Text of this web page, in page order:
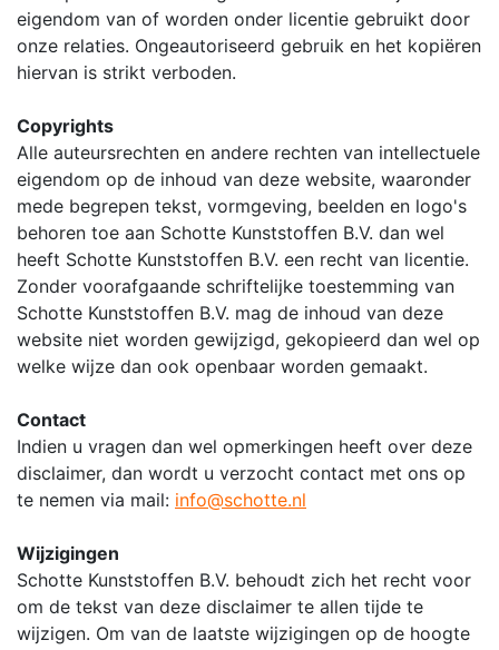
eigendom van of worden onder licentie gebruikt door
onze relaties. Ongeautoriseerd gebruik en het kopiëren
hiervan is strikt verboden.
Copyrights
Alle auteursrechten en andere rechten van intellectuele
eigendom op de inhoud van deze website, waaronder
mede begrepen tekst, vormgeving, beelden en logo's
behoren toe aan Schotte Kunststoffen B.V. dan wel
heeft Schotte Kunststoffen B.V. een recht van licentie.
Zonder voorafgaande schriftelijke toestemming van
Schotte Kunststoffen B.V. mag de inhoud van deze
website niet worden gewijzigd, gekopieerd dan wel op
welke wijze dan ook openbaar worden gemaakt.
Contact
Indien u vragen dan wel opmerkingen heeft over deze
disclaimer, dan wordt u verzocht contact met ons op
te nemen via mail: info@schotte.nl
Wijzigingen
Schotte Kunststoffen B.V. behoudt zich het recht voor
om de tekst van deze disclaimer te allen tijde te
wijzigen. Om van de laatste wijzigingen op de hoogte